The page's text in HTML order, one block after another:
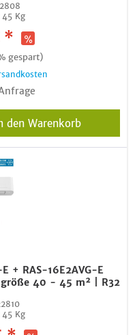
45 Kg
*
gespart)
den Warenkorb
+ RAS-16E2AVG-E
40 - 45 m² | R32
45 Kg